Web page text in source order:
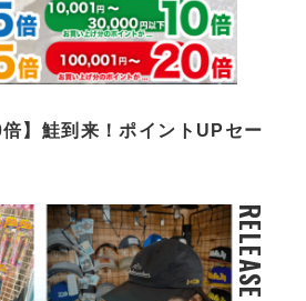
倍】鮭到来！ポイントUPセー
RELEASE